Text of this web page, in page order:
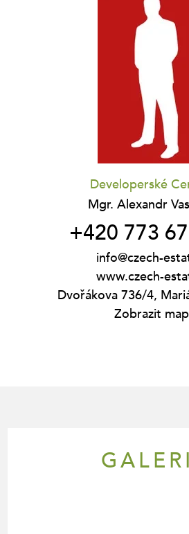
Developerské
Mgr. Alexandr
+420 773
info@czech-
www.czech-
Dvořákova 736/4,
Zobrazit